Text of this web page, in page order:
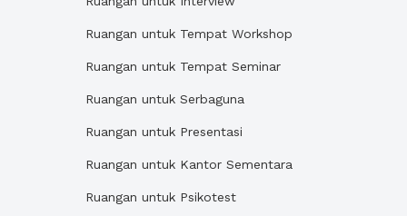
Ruangan untuk Tempat Workshop
Ruangan untuk Tempat Seminar
Ruangan untuk Serbaguna
Ruangan untuk Presentasi
Ruangan untuk Kantor Sementara
Ruangan untuk Psikotest